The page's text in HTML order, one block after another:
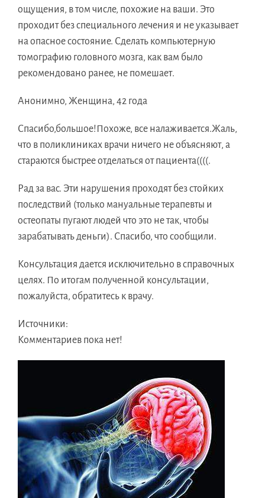
ощущения, в том числе, похожие на ваши. Это
проходит без специального лечения и не указывает
на опасное состояние. Сделать компьютерную
томографию головного мозга, как вам было
рекомендовано ранее, не помешает.
Анонимно, Женщина, 42 года
Спасибо,большое!Похоже, все налаживается.Жаль,
что в поликлиниках врачи ничего не объясняют, а
стараются быстрее отделаться от пациента((((.
Рад за вас. Эти нарушения проходят без стойких
последствий (только мануальные терапевты и
остеопаты пугают людей что это не так, чтобы
зарабатывать деньги). Спасибо, что сообщили.
Консультация дается исключительно в справочных
целях. По итогам полученной консультации,
пожалуйста, обратитесь к врачу.
Источники:
Комментариев пока нет!